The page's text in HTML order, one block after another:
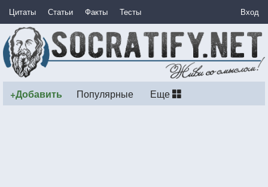
Цитаты Статьи Факты Тесты Вход
+Добавить Популярные Еще